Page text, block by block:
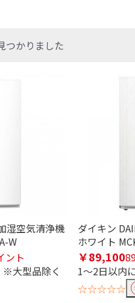
つかりました
湿空気清浄機
W
ント
※大型品除く
ダイキン
ホワイト
￥89,100
1～2日以内
☆☆☆☆☆